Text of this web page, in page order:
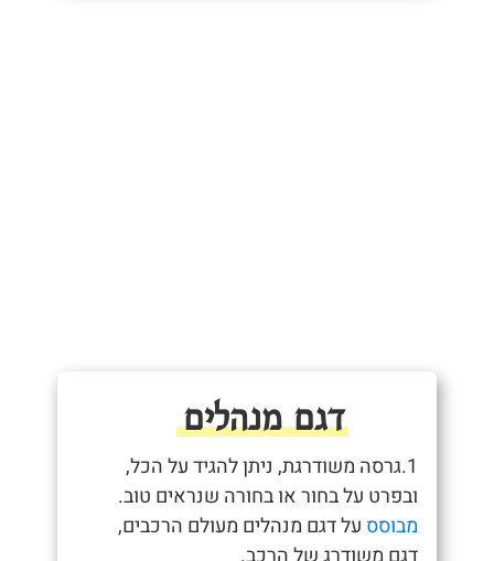
דגם מנהלים
1.גרסה משודרגת, ניתן להגיד על הכל,
ובפרט על בחור או בחורה שנראים טוב.
מבוסס על דגם מנהלים מעולם הרכבים,